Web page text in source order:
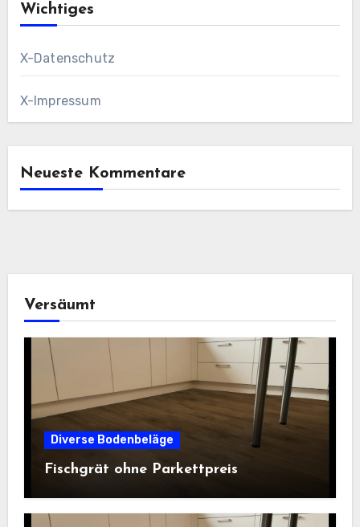
Wichtiges
X-Datenschutz
X-Impressum
Neueste Kommentare
Versäumt
Diverse Bodenbeläge
Fischgrät ohne Parkettpreis